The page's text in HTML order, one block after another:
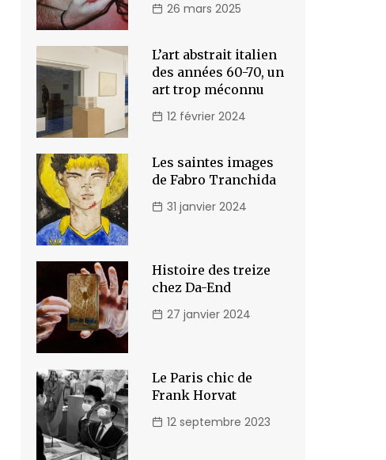
26 mars 2025
L’art abstrait italien
des années 60-70, un
art trop méconnu
12 février 2024
Les saintes images
de Fabro Tranchida
31 janvier 2024
Histoire des treize
chez Da-End
27 janvier 2024
Le Paris chic de
Frank Horvat
12 septembre 2023